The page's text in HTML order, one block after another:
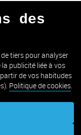
des
tiers pour analyser
publicité liée à vos
de vos habitudes
Politique de cookies.